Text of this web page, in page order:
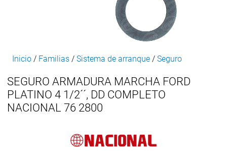
Inicio / Familias / Sistema de arranque / Seguro
SEGURO ARMADURA MARCHA FORD
PLATINO 4 1/2´´, DD COMPLETO
NACIONAL 76 2800